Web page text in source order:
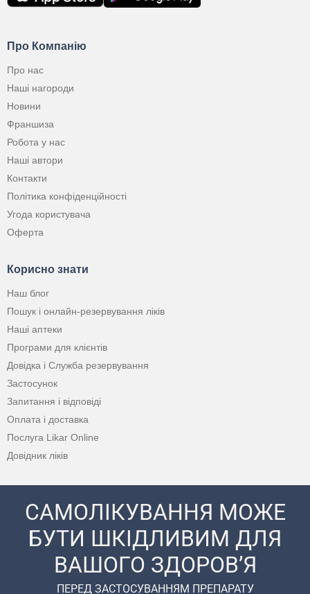
Про Компанію
Про нас
Наші нагороди
Новини
Франшиза
Робота у нас
Наші автори
Контакти
Політика конфіденційності
Угода користувача
Оферта
Корисно знати
Наш блог
Пошук і онлайн-резервування ліків
Наші аптеки
Програми для клієнтів
Довідка і Служба резервування
Застосунок
Запитання і відповіді
Оплата і доставка
Послуга Likar Online
Довідник ліків
САМОЛІКУВАННЯ МОЖЕ
БУТИ ШКІДЛИВИМ ДЛЯ
ВАШОГО ЗДОРОВ’Я
ПЕРЕД ЗАСТОСУВАННЯМ ПРЕПАРАТУ